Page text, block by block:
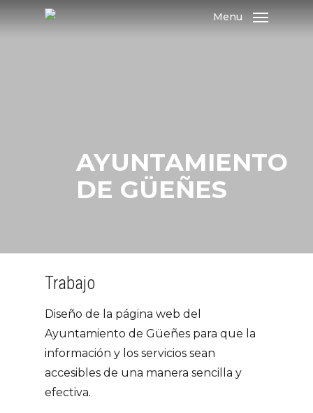
Menu
AYUNTAMIENTO
DE GÜEÑES
Trabajo
Diseño de la página web del
Ayuntamiento de Güeñes para que la
información y los servicios sean
accesibles de una manera sencilla y
efectiva.